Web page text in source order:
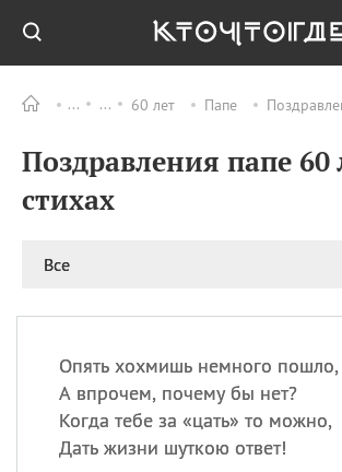
60 лет Папе
Поздравления папе 60
стихах
Все
Опять хохмишь немного пошло,
А впрочем, почему бы нет?
Когда тебе за «цать» то можно,
Дать жизни шуткою ответ!
ПРАЗДНИКИ
11.08
12.08 День
(День